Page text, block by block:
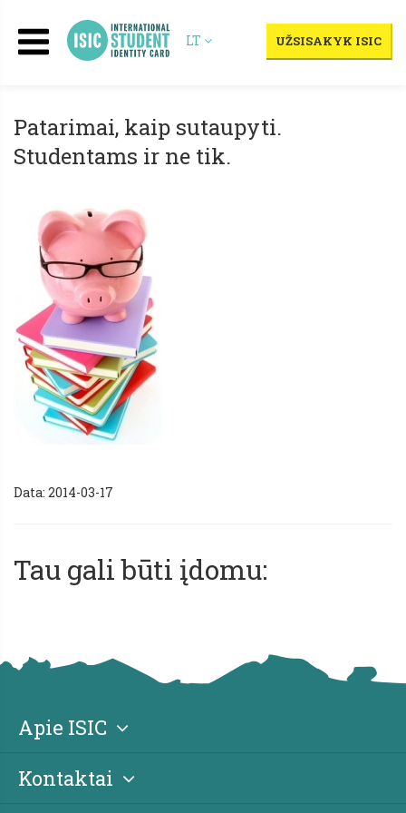
LT UŽSISAKYK ISIC
Patarimai, kaip sutaupyti.
Studentams ir ne tik.
Data: 2014-03-17
Tau gali būti įdomu:
Apie ISIC
Kontaktai